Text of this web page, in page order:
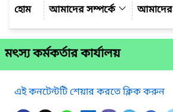
আমাদের সম্পর্কে
আমাদের
মৎস্য কর্মকর্তার কার্যালয়
এই কনটেন্টটি শেয়ার করতে ক্লিক করুন